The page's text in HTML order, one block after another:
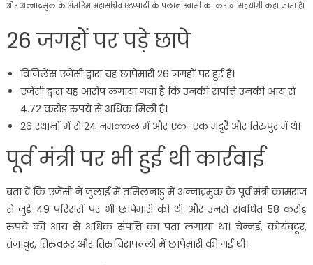
और अन्नाद्रमुक के अंतरिम महासचिव एडप्पादी के पलानीस्वामी का करीबी सहयोगी कहा जाता है।
26 जगहों पर पड़े छापे
विजिलेंस एजेंसी द्वारा यह छापेमारी 26 जगहों पर हुई है।
एजेंसी द्वारा यह आरोप लगाया गया है कि उनकी संपत्ति उनकी आय से
4.72 करोड़ रुपये से अधिक मिली है।
26 स्थानों में से 24 नमक्कल में और एक-एक मदुरै और तिरुपुर में थे।
पूर्व मंत्री पर भी हुई थी कार्रवाई
बता दें कि एजेंसी ने जुलाई में तमिलनाडु में अन्नाद्रमुक के पूर्व मंत्री कामराज
से जुड़े 49 परिसरों पर भी छापेमारी की थी और उनसे संबंधित 58 करोड़
रुपये की आय से अधिक संपत्ति का पता लगाया था। चेन्नई, कोयंबटूर,
तंजावुर, तिरुवरूर और तिरुचिरापल्ली में छापेमारी की गई थी।